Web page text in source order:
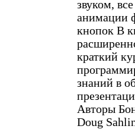
звуком,
анимации
кнопок В
краткий
знаний в
Авторы
Doug